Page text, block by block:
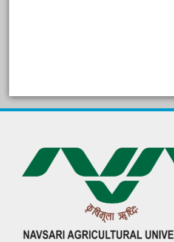
પ્રાકૃતિક કૃષિ (ખેતી)
દેશી ગાય આધારિત પ્રાકૃતિક ખેતી
गुणवत्ता युक्त कृषि-शिक्षा एक पहल" - भारतीय
कृषि अनुसंधान परिषद की 25वीं अखिल